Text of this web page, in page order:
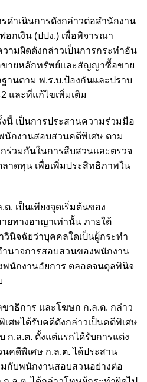
ดำเนินการดังกล่าวต่อสำนักงาน
กเงิน (ปปง.) เพื่อพิจารณา
วามผิดดังกล่าวเป็นการกระทำอัน
ขายหลักทรัพย์และสัญญาซื้อขาย
านตาม พ.ร.บ.ป้องกันและปราบ
และที่แก้ไขเพิ่มเติม
นี้ เป็นการประสานความร่วมมือ
กงานสอบสวนคดีพิเศษ ตาม
ร่วมกันในการสืบสวนและตรวจ
าดทุน เพื่อเพิ่มประสิทธิภาพใน
. เป็นเพียงจุดเริ่มต้นของ
ยทางอาญาเท่านั้น ภายใต้
นิจฉัยว่าบุคคลใดเป็นผู้กระทำ
นาจการสอบสวนของพนักงาน
นักงานอัยการ ตลอดจนดุลพินิจ
ขาธิการ และโฆษก ก.ล.ต. กล่าว
ศษได้รับคดีดังกล่าวเป็นคดีพิเศษ
ก.ล.ต. ตั้งแต่แรกได้รับการแต่ง
คดีพิเศษ ก.ล.ต. ได้ประสาน
กับพนักงานสอบสวนอย่างต่อ